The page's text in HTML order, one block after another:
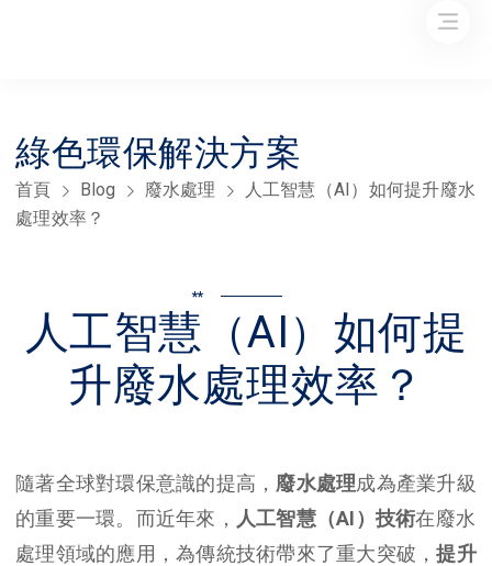
綠色環保解決方案
首頁 Blog 廢水處理
人工智慧（AI）如何提升廢水
處理效率？
**
人工智慧（AI）如何提
升廢水處理效率？
隨著全球對環保意識的提高， 廢水處理成為產業升級
的重要一環。而近年來， 人工智慧（AI）技術在廢水
處理領域的應用，為傳統技術帶來了重大突破，提升